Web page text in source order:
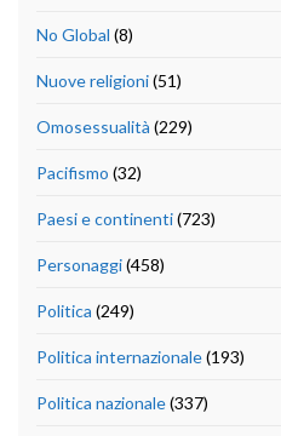
No Global (8)
Nuove religioni(51)
Omosessualità (229)
Pacifismo (32)
Paesi e continenti(723)
Personaggi(458)
Politica (249)
Politica internazionale(193)
Politica nazionale(337)